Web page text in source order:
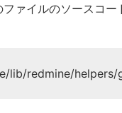
ァイルのソースコー
lib/redmine/helpers/